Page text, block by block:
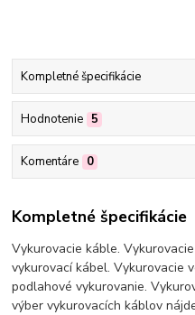
Kompletné špecifikácie
Hodnotenie 5
Komentáre 0
Kompletné špecifikácie
Vykurovacie káble.
vykurovací kábel. Vykurovacie
podlahové vykurovanie.
výber vykurovacích káblov